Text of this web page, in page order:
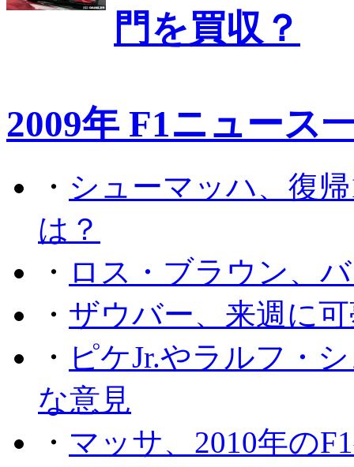
門を買収？
2009年 F1ニュース
・ シューマッハ、復
は？
・ ロス・ブラウン、
・ ザウバー、来週に
・ ピケJr.やラルフ・
な意見
・ マッサ、2010年の